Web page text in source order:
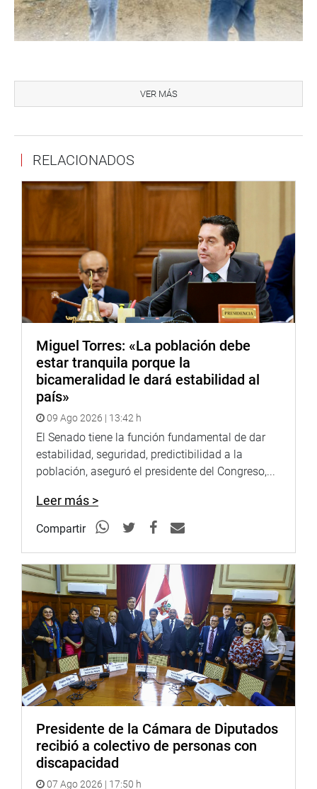
La parlamentaria Nilza Chacón Trujillo tuvo una reunión
Enrique Coronel, así como con dirigentes de los cinco
pueblos afectados por la superposición de predios. En
este diálogo, abordaron la preocupación sobre esta
situación.
Asimismo, destacaron la necesidad de implementar y
adecuar rápidamente el reglamento de la Ley 31854, Ley
que modifica el artículo 1 de la Ley 28667, Ley que
declara la reversión de predios rústicos al dominio del
Estado, adjudicados a título oneroso con fines agrarios,
ocupados por asentamientos humanos.
permite avanzar de manera efectiva en el proceso de
formalización. Juntos, trabajaremos por el bienestar y la
legalidad de nuestros pueblos”, apuntó la legisladora.
Amazonas
Por su parte, la legisladora Mery Infantes Castañeda
sostuvo una reunión con los directores de los niveles
primario y secundario en la institución educativa San
Francisco, La Peca, Bagua, donde se discutieron las
preocupaciones actuales.
“Se expresó el compromiso de gestionar el apoyo
necesario para mejorar la infraestructura y adquirir
VER MÁS
RELACIONADOS
Miguel Torres: «La población debe
estar tranquila porque la
bicameralidad le dará estabilidad al
país»
09 Ago 2026 | 13:42 h
El Senado tiene la función fundamental de dar
estabilidad, seguridad, predictibilidad a la
población, aseguró el presidente del Congreso,...
Leer más >
Compartir
Presidente de la Cámara de Diputados
recibió a colectivo de personas con
discapacidad
07 Ago 2026 | 17:50 h